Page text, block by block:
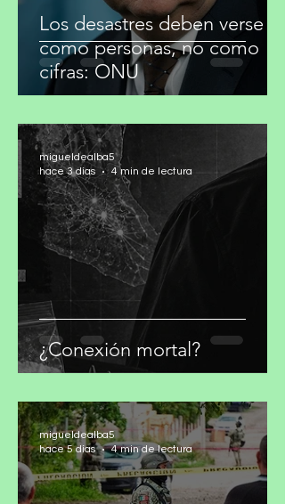
Los desastres deben verse
como personas, no como
cifras: ONU
¿Conexión mortal?
migueldealba5
hace 3 días
4 min de lectura
migueldealba5
hace 5 días
4 min de lectura